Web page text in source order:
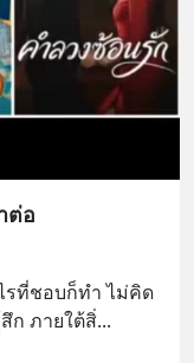
ต่อ
ก ภายใต้สิ่...